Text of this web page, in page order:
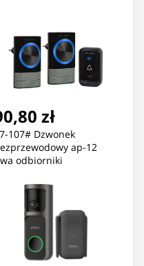
zł
107# Dzwonek
ap-12
odbiorniki